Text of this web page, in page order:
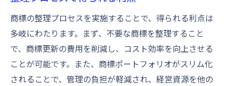
商標の整理プロセスを実施することで、得られる利点は
多岐にわたります。まず、不要な商標を整理すること
で、商標更新の費用を削減し、コスト効率を向上させる
ことが可能です。また、商標ポートフォリオがスリム化
されることで、管理の負担が軽減され、経営資源を他の